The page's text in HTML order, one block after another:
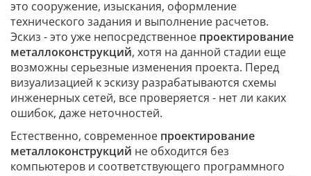
это сооружение, изыскания, оформление
технического задания и выполнение расчетов.
Эскиз - это уже непосредственное проектирование
металлоконструкций, хотя на данной стадии еще
возможны серьезные изменения проекта. Перед
визуализацией к эскизу разрабатываются схемы
инженерных сетей, все проверяется - нет ли каких
ошибок, даже неточностей.
Естественно, современное проектирование
металлоконструкций не обходится без
компьютеров и соответствующего программного